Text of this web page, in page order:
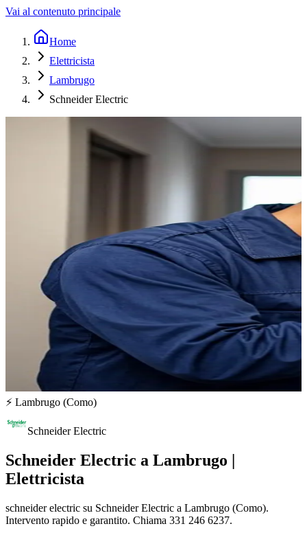
Vai al contenuto principale
Home
Elettricista
Lambrugo
Schneider Electric
⚡ Lambrugo (Como)
Schneider Electric
Schneider Electric a Lambrugo |
Elettricista
schneider electric su Schneider Electric a Lambrugo (Como).
Intervento rapido e garantito. Chiama 331 246 6237.